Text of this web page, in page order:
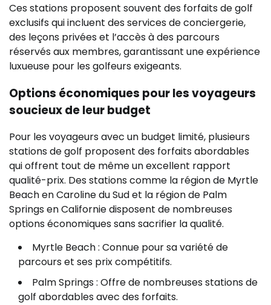
Ces stations proposent souvent des forfaits de golf
exclusifs qui incluent des services de conciergerie,
des leçons privées et l’accès à des parcours
réservés aux membres, garantissant une expérience
luxueuse pour les golfeurs exigeants.
Options économiques pour les voyageurs
soucieux de leur budget
Pour les voyageurs avec un budget limité, plusieurs
stations de golf proposent des forfaits abordables
qui offrent tout de même un excellent rapport
qualité-prix. Des stations comme la région de Myrtle
Beach en Caroline du Sud et la région de Palm
Springs en Californie disposent de nombreuses
options économiques sans sacrifier la qualité.
Myrtle Beach : Connue pour sa variété de
parcours et ses prix compétitifs.
Palm Springs : Offre de nombreuses stations de
golf abordables avec des forfaits.